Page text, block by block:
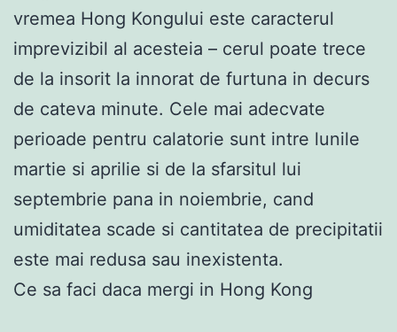
vremea Hong Kongului este caracterul
imprevizibil al acesteia – cerul poate trece
de la insorit la innorat de furtuna in decurs
de cateva minute. Cele mai adecvate
perioade pentru calatorie sunt intre lunile
martie si aprilie si de la sfarsitul lui
septembrie pana in noiembrie, cand
umiditatea scade si cantitatea de precipitatii
este mai redusa sau inexistenta.
Ce sa faci daca mergi in Hong Kong